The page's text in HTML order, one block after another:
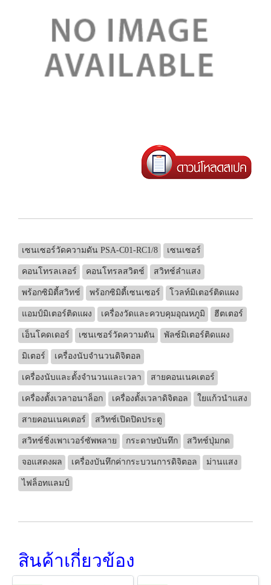
เซนเซอร์วัดความดัน PSA-C01-RC1/8 เซนเซอร์
คอนโทรลเลอร์ คอนโทรลสวิตช์ สวิทช์ลำแสง
พร้อกซิมิตี้สวิทช์ พร้อกซิมิตี้เซนเซอร์ โวลท์มิเตอร์ติดแผง
แอมป์มิเตอร์ติดแผง เครื่องวัดและควบคุมอุณหภูมิ ฮีตเตอร์
เอ็นโคดเดอร์ เซนเซอร์วัดความดัน พัลซ์มิเตอร์ติดแผง
มิเตอร์ เครื่องนับจำนวนดิจิตอล
เครื่องนับและตั้งจำนวนและเวลา สายคอนเนคเตอร์
เครื่องตั้งเวลาอนาล็อก เครื่องตั้งเวลาดิจิตอล ใยแก้วนำแสง
สายคอนเนคเตอร์ สวิทช์เปิดปิดประตู
สวิทช์ชิ่งเพาเวอร์ซัพพลาย กระดาษบันทึก สวิทช์ปุ่มกด
จอแสดงผล เครื่องบันทึกค่ากระบวนการดิจิตอล ม่านแสง
ไฟล็อทแลมป์
สินค้าเกี่ยวข้อง